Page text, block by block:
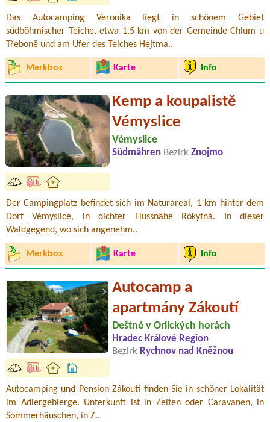
Das Autocamping Veronika liegt in schönem Gebiet
südböhmischer Teiche, etwa 1,5 km von der Gemeinde Chlum u
Třeboně und am Ufer des Teiches Hejtma..
Merkbox Karte Info
Kemp a koupalistě
Vémyslice
Vémyslice
Südmähren Bezirk Znojmo
Der Campingplatz befindet sich im Naturareal, 1 km hinter dem
Dorf Vémyslice, in dichter Flussnähe Rokytná. In dieser
Waldgegend, wo sich angenehm..
Merkbox Karte Info
Autocamp a
apartmány Zákoutí
Deštné v Orlických horách
Hradec Králové Region
Bezirk Rychnov nad Kněžnou
Autocamping und Pension Zákoutí finden Sie in schöner Lokalität
im Adlergebierge. Unterkunft ist in Zelten oder Caravanen, in
Sommerhäuschen, in Z..